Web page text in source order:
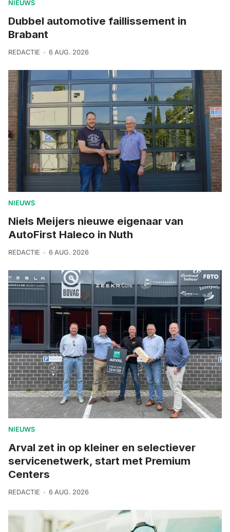
NIEUWS
Dubbel automotive faillissement in
Brabant
REDACTIE 6 AUG. 2026
NIEUWS
Niels Meijers nieuwe eigenaar van
AutoFirst Haleco in Nuth
REDACTIE 6 AUG. 2026
NIEUWS
Arval zet in op kleiner en selectiever
servicenetwerk, start met Premium
Centers
REDACTIE 6 AUG. 2026